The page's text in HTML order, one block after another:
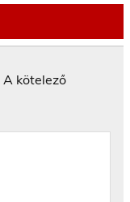
A kötelező